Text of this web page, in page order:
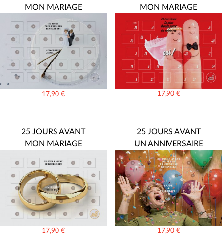
MON MARIAGE
17,90€
MON MARIAGE
17,90 €
25 JOURS AVANT
MON MARIAGE
17,90€
25 JOURS AVANT
UN ANNIVERSAIRE
17,90 €